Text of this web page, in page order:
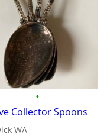
•
Collector Spoons
WA